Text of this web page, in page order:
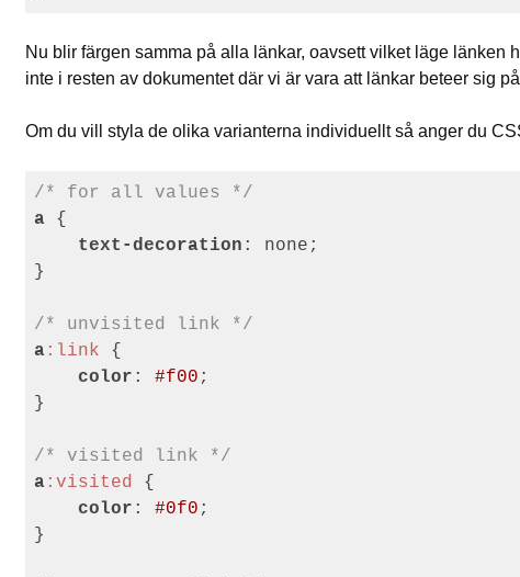
Nu blir färgen samma på alla länkar, oavsett vilket läge länken
inte i resten av dokumentet där vi är vara att länkar beteer sig
Om du vill styla de olika varianterna individuellt så anger du
/* for all values */
a {
text-decoration : none;
}
/* unvisited link */
a:link {
color : #f00 ;
}
/* visited link */
a:visited {
color : #0f0 ;
}